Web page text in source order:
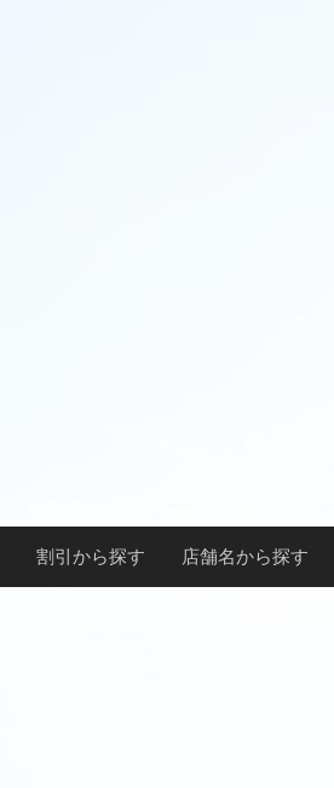
割引から探す 店舗名から探す